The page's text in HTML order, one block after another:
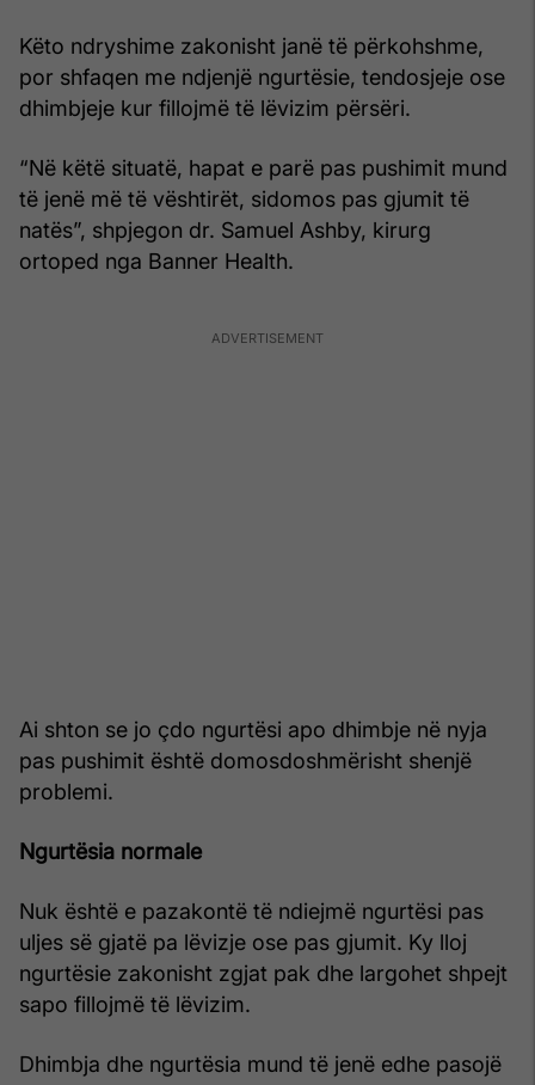
Këto ndryshime zakonisht janë të përkohshme,
por shfaqen me ndjenjë ngurtësie, tendosjeje ose
dhimbjeje kur fillojmë të lëvizim përsëri.
“Në këtë situatë, hapat e parë pas pushimit mund
të jenë më të vështirët, sidomos pas gjumit të
natës”, shpjegon dr. Samuel Ashby, kirurg
ortoped nga Banner Health.
Ai shton se jo çdo ngurtësi apo dhimbje në nyja
pas pushimit është domosdoshmërisht shenjë
problemi.
Ngurtësia normale
Nuk është e pazakontë të ndiejmë ngurtësi pas
uljes së gjatë pa lëvizje ose pas gjumit. Ky lloj
ngurtësie zakonisht zgjat pak dhe largohet shpejt
sapo fillojmë të lëvizim.
Dhimbja dhe ngurtësia mund të jenë edhe pasojë